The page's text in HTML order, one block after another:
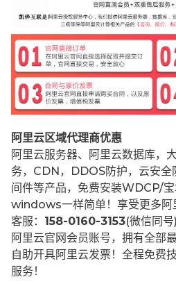
阿里云区域代理商优惠
阿里云服务器、阿里云数据库，
务，CDN，DDOS防护，云安
间件等产品，免费安装WDCP/
windows一样简单！享受更多阿
客服： 158-0160-3153(微信同号)
阿里云官网会员账号，拥有全部
自助开具阿里云发票！全程免费
服务！